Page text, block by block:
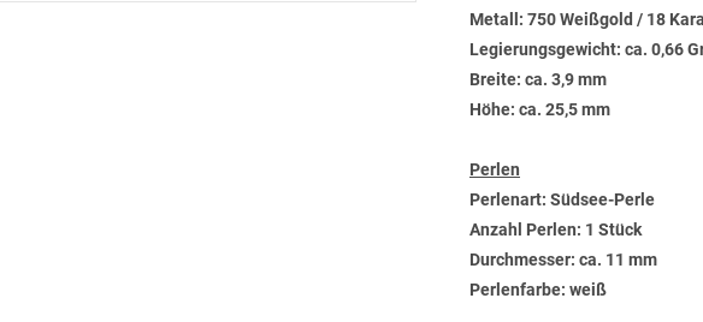
Metall: 750 Weißgold / 18
Legierungsgewicht: ca. 0,66
Breite: ca. 3,9 mm
Höhe: ca. 25,5 mm
Perlen
Perlenart: Südsee-Perle
Anzahl Perlen: 1 Stück
Durchmesser: ca. 11 mm
Perlenfarbe: weiß